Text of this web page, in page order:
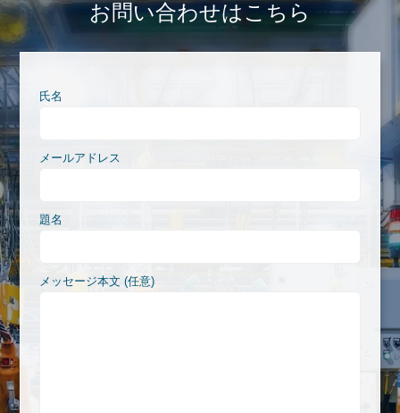
お問い合わせはこちら
氏名
メールアドレス
題名
メッセージ本文 (任意)